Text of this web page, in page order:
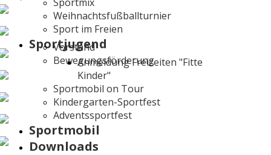
Weihnachtsfußballturnier
Sport im Freien
Sportjugend
Vorstand
Bewegungsförderung
Anmeldung Freizeiten "Fitte
Kinder"
Sportmobil on Tour
Kindergarten-Sportfest
Adventssportfest
Sportmobil
Downloads